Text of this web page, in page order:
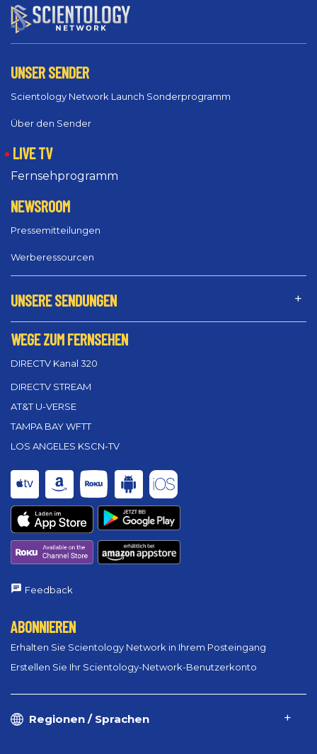
UNSER SENDER
Scientology Network Launch Sonderprogramm
Über den Sender
LIVE TV
Fernsehprogramm
NEWSROOM
Pressemitteilungen
Werberessourcen
UNSERE SENDUNGEN
WEGE ZUM FERNSEHEN
DIRECTV Kanal 320
DIRECTV STREAM
AT&T U-VERSE
TAMPA BAY WFTT
LOS ANGELES KSCN-TV
Feedback
ABONNIEREN
Erhalten Sie Scientology Network in Ihrem Posteingang
Erstellen Sie Ihr Scientology-Network-Benutzerkonto
Regionen / Sprachen